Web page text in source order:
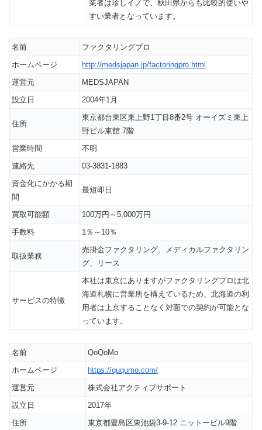
業者は珍しイノで、秋田県からも比較的使いや
すい業者となっています。
名前
ファクタリングプロ
ホームページ
http://medsjapan.jp/factoringpro.html
運営元
MEDSJAPAN
設立日
2004年1月
住所
東京都台東区東上野1丁目8番2号 オーイズミ東上
野ビル東館 7階
営業時間
不明
連絡先
03-3831-1883
資金化にかかる期
間
最短即日
買取可能額
100万円～5,000万円
手数料
1％～10％
取扱業務
売掛金ファクタリング、メディカルファクタリン
グ、リース
サービスの特徴
本社は東京にありますがファクタリングプロは北
海道札幌に営業所を構えているため、北海道の利
用者は上京することなく対面での契約が可能とな
っています。
名前
QoQoMo
ホームページ
https://ququmo.com/
運営元
株式会社アクティブサポート
設立日
2017年
住所
東京都豊島区東池袋3-9-12 ニットービル9階